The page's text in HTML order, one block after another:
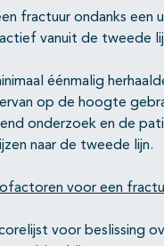
fractuur ondanks een
vanuit de tweede
éénmalig
op de hoogte
onderzoek en de
naar de tweede lijn.
voor een
voor beslissing